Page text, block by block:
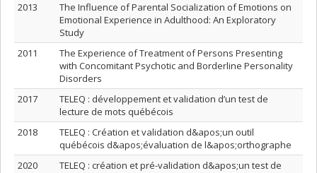
2013
The Influence of Parental Socialization of Emotions on
Emotional Experience in Adulthood: An Exploratory
Study
2011
The Experience of Treatment of Persons Presenting
with Concomitant Psychotic and Borderline Personality
Disorders
2017
TELEQ : développement et validation d’un test de
lecture de mots québécois
2018
TELEQ : Création et validation d&apos;un outil
québécois d&apos;évaluation de l&apos;orthographe
2020
TELEQ : création et pré-validation d&apos;un test de